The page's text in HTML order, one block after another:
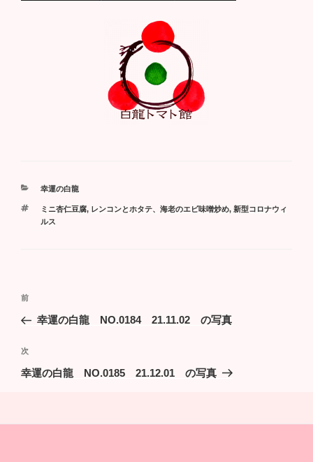
カ
ゴ
リ
幸運の白龍
タ
グ
ミニ杏仁豆腐, レンコンとホタテ、海老のエビ味噌炒め, 新型コロナウィ
ルス
投
ナ
ビ
ゲ
ョ
過
去
投
稿
前
幸運の白龍 NO.0184 21.11.02 の写真
次
の
次
幸運の白龍 NO.0185 21.12.01 の写真